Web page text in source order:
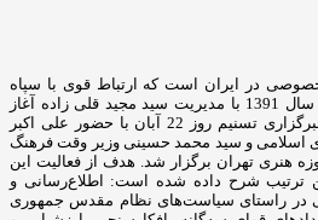
در ایران است که ارتباط قوی با سپاه
پاسداران دارد. این خبرگزاری در سال 1391 با مدیریت سید مجید قلی زاده آغاز
بکار کرده است. مراسم افتتاح خبرگزاری تسنیم روز 22 آبان با حضور علی اکبر
اسلامی و سید محمد حسینی وزیر وقت فرهنگ
هنری تهران برگزار شد. هدف از فعالیت این
ترتیب شرح داده شده است: اطلاع‌رسانی و
در راستای سیاست‌های نظام مقدس جمهوری